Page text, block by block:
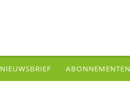
NIEUWSBRIEF ABONNEMENTEN